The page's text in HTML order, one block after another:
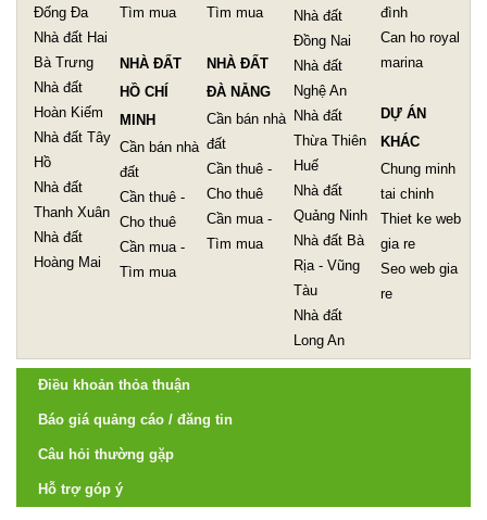
Đống Đa
Nhà đất Hai
Bà Trưng
Nhà đất
Hoàn Kiếm
Nhà đất Tây
Hồ
Nhà đất
Thanh Xuân
Nhà đất
Hoàng Mai
Tìm mua
NHÀ ĐẤT
HỒ CHÍ
MINH
Cần bán nhà
đất
Cần thuê -
Cho thuê
Cần mua -
Tìm mua
Tìm mua
NHÀ ĐẤT
ĐÀ NẴNG
Cần bán nhà
đất
Cần thuê -
Cho thuê
Cần mua -
Tìm mua
Nhà đất
Đồng Nai
Nhà đất
Nghệ An
Nhà đất
Thừa Thiên
Huế
Nhà đất
Quảng Ninh
Nhà đất Bà
Rịa - Vũng
Tàu
Nhà đất
Long An
đình
Can ho royal
marina
DỰ ÁN
KHÁC
Chung minh
tai chinh
Thiet ke web
gia re
Seo web gia
re
Điều khoản thỏa thuận
Báo giá quảng cáo / đăng tin
Câu hỏi thường gặp
Hỗ trợ góp ý